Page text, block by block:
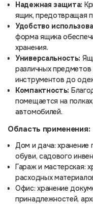
Надежная защита:
ящик, предотвращая
Удобство
форма ящика
хранения.
Универсальность:
различных
инструментов до
Компактность:
помещается на
автомобилей.
Область применения:
Дом и дача: хранение
обуви, садового
Гараж и мастерская:
расходных
Офис: хранение
принадлежностей,